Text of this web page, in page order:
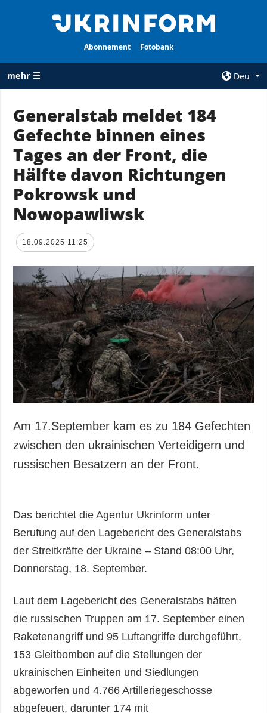
Abonnement Fotobank
mehr ☰
Deu
ALLE
Krieg
Wiederaufbau
der Ukraine
Politik
Wirtschaft
Militär
Gesellschaft und
Kultur
Sport
Kriminalität
Notstand und
Notfälle
AGENTUR
Über uns
Kontakte
services
ZUSÄTZLICH
Veröffentlichungen
Interview
Fotos
Video
LEISTUNGEN
Abonnement
Fotobank
Generalstab meldet 184
Gefechte binnen eines
Tages an der Front, die
Hälfte davon Richtungen
Pokrowsk und
Nowopawliwsk
18.09.2025 11:25
Am 17.September kam es zu 184 Gefechten
zwischen den ukrainischen Verteidigern und
russischen Besatzern an der Front.
Das berichtet die Agentur Ukrinform unter
Berufung auf den Lagebericht des Generalstabs
der Streitkräfte der Ukraine – Stand 08:00 Uhr,
Donnerstag, 18. September.
Laut dem Lagebericht des Generalstabs hätten
die russischen Truppen am 17. September einen
Raketenangriff und 95 Luftangriffe durchgeführt,
153 Gleitbomben auf die Stellungen der
ukrainischen Einheiten und Siedlungen
abgeworfen und 4.766 Artilleriegeschosse
abgefeuert, darunter 174 mit